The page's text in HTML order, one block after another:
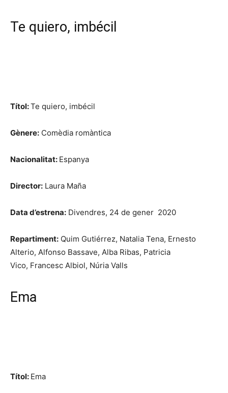
Te quiero, imbécil
Títol:Te quiero, imbécil
Gènere: Comèdia romàntica
Nacionalitat: Espanya
Director: Laura Maña
Data d’estrena: Divendres, 24 de gener 2020
Repartiment: Quim Gutiérrez, Natalia Tena, Ernesto
Alterio, Alfonso Bassave, Alba Ribas, Patricia
Vico, Francesc Albiol, Núria Valls
Ema
Títol: Ema